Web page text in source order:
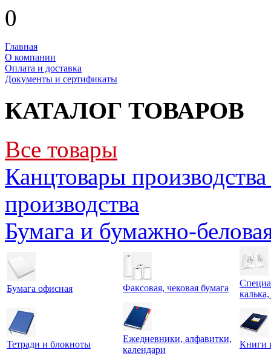
0
Главная
О компании
Оплата и доставка
Документы и сертификаты
КАТАЛОГ ТОВАРОВ
Все товары
Канцтовары
производства
Бумага и бумажно-
Бумага офисная Факсовая, чековая бумага
Тетради и блокноты
Ежедневники, алфавитки,
календари
Книги